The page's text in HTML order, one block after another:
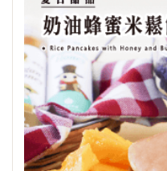
後再移除南瓜盅的鋁箔紙
後的上色，金黃的糖衣（
用）① 放涼冷藏2小時後
噴槍炙燒，再放回冰箱冷
用。吸睛又簡單的南瓜蜂
人小孩一起分享，收穫滿
喜歡用泰國龍眼蜜，烤出
⑤ 蠔油 適量調味料：①
③ 匈牙利紅椒粉④ 白芝
材處理①先把小雞腿解凍
擦拭)，再用刀在小雞腿的
入以下的配料後再幫他們“
個小時即可）醃製配料：
義大利香草、匈牙利紅椒
g）加入約5ml的飲用水稀